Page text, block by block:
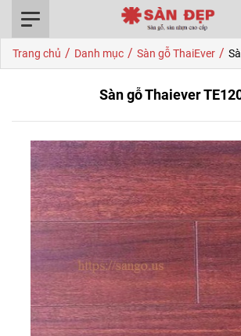
Trang chủ / Danh mục / Sàn gỗ ThaiEver /
Sàn gỗ Thaiever